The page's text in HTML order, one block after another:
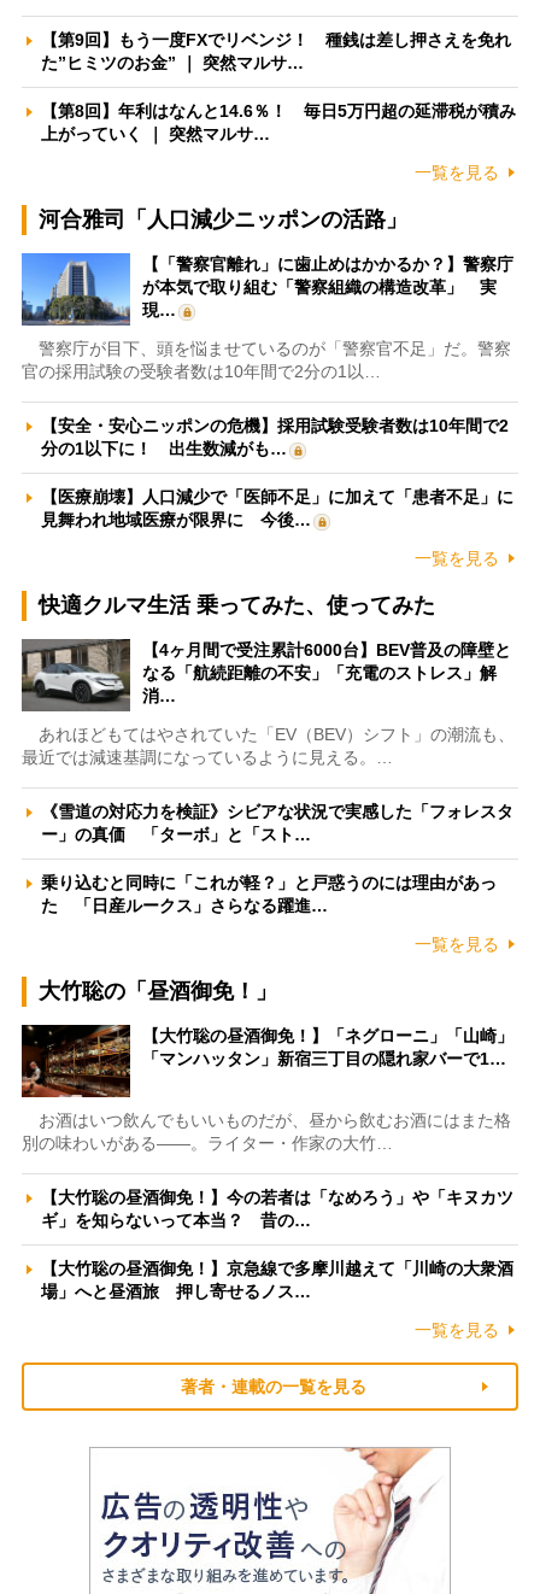
【第9回】もう一度FXでリベンジ！ 種銭は差し押さえを免れ
た”ヒミツのお金” ｜ 突然マルサ…
【第8回】年利はなんと14.6％！ 毎日5万円超の延滞税が積み
上がっていく ｜ 突然マルサ…
一覧を見る
河合雅司「人口減少ニッポンの活路」
【「警察官離れ」に歯止めはかかるか？】警察庁
が本気で取り組む「警察組織の構造改革」 実
現…
警察庁が目下、頭を悩ませているのが「警察官不足」だ。警察
官の採用試験の受験者数は10年間で2分の1以…
【安全・安心ニッポンの危機】採用試験受験者数は10年間で2
分の1以下に！ 出生数減がも…
【医療崩壊】人口減少で「医師不足」に加えて「患者不足」に
見舞われ地域医療が限界に 今後…
一覧を見る
快適クルマ生活 乗ってみた、使ってみた
【4ヶ月間で受注累計6000台】BEV普及の障壁と
なる「航続距離の不安」「充電のストレス」解
消…
あれほどもてはやされていた「EV（BEV）シフト」の潮流も、
最近では減速基調になっているように見える。…
《雪道の対応力を検証》シビアな状況で実感した「フォレスタ
ー」の真価 「ターボ」と「スト…
乗り込むと同時に「これが軽？」と戸惑うのには理由があっ
た 「日産ルークス」さらなる躍進…
一覧を見る
大竹聡の「昼酒御免！」
【大竹聡の昼酒御免！】「ネグローニ」「山崎」
「マンハッタン」新宿三丁目の隠れ家バーで1…
お酒はいつ飲んでもいいものだが、昼から飲むお酒にはまた格
別の味わいがある――。ライター・作家の大竹…
【大竹聡の昼酒御免！】今の若者は「なめろう」や「キヌカツ
ギ」を知らないって本当？ 昔の…
【大竹聡の昼酒御免！】京急線で多摩川越えて「川崎の大衆酒
場」へと昼酒旅 押し寄せるノス…
一覧を見る
著者・連載の一覧を見る